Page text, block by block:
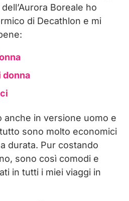
Boreale ho
di Decathlon e mi
donna
anche in versione uomo e
sono molto economici
durata. Pur costando
sono così comodi e
in tutti i miei viaggi in